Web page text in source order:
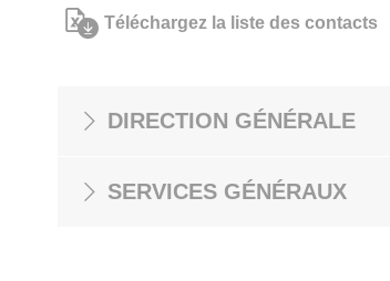
Téléchargez la liste des contacts
DIRECTION GÉNÉRALE
SERVICES GÉNÉRAUX